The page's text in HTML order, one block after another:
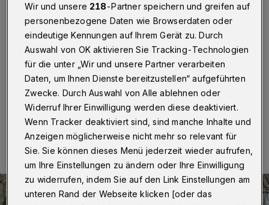
Wuppertal·Die Wuppertaler Grünen ziehen mit
Yazgülü Zeybek und Marc Schulz als
Spitzenkandidaten in die Kommunalwahl 2020. Die
Aufstellung der Listen auch für die Wahlkreise und den
Integrationsausschuss fand am Samstag (6. Juni
2020) in der Historischen Stadthalle statt.
07.06.2020 , 21:10 Uhr Eine Minute Lesezeit
Wir und unsere 218-Partner speichern und greifen auf
personenbezogene Daten wie Browserdaten oder
eindeutige Kennungen auf Ihrem Gerät zu. Durch
Auswahl von OK aktivieren Sie Tracking-Technologien
für die unter „Wir und unsere Partner verarbeiten
Daten, um Ihnen Dienste bereitzustellen“ aufgeführten
Zwecke. Durch Auswahl von Alle ablehnen oder
Widerruf Ihrer Einwilligung werden diese deaktiviert.
Wenn Tracker deaktiviert sind, sind manche Inhalte und
Anzeigen möglicherweise nicht mehr so relevant für
Sie. Sie können dieses Menü jederzeit wieder aufrufen,
um Ihre Einstellungen zu ändern oder Ihre Einwilligung
zu widerrufen, indem Sie auf den Link Einstellungen am
unteren Rand der Webseite klicken [oder das